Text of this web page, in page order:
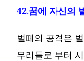
42.꿈에 자신의
벌떼의 공격은
무리들로 부터